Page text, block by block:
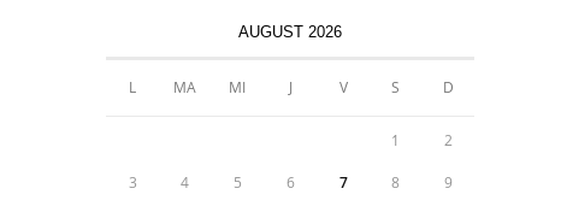
AUGUST 2026
L MA MI J V S D
1 2
3 4 5 6 7 8 9